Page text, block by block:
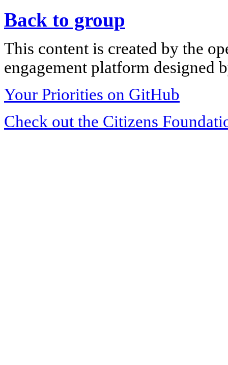
Back to group
This content is created by the
engagement platform designed
Your Priorities on GitHub
Check out the Citizens